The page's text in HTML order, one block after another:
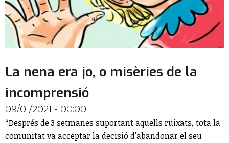
La nena era jo, o misèries de la
incomprensió
09/01/2021 - 00:00
“Després de 3 setmanes suportant aquells ruixats, tota la
comunitat va acceptar la decisió d'abandonar el seu